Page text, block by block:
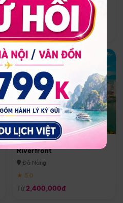
Quoc
Phú Quốc
★ 5.0
Melia Vinpearl Danang
Riverfront
Đà Nẵng
★ 5.0
Từ 2,400,000đ